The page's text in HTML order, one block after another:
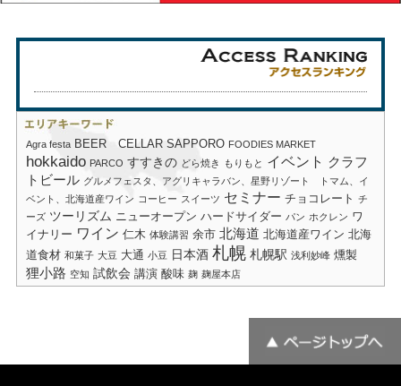
Agra festa BEER CELLAR SAPPORO FOODIES MARKET
hokkaido PARCO すすきの どら焼き もりもと イベント
クラフ
トビール グルメフェスタ、アグリキャラバン、星野リゾート トマム、イ
ベント、北海道産ワイン コーヒー スイーツ セミナー チョコレート チ
ーズ ツーリズム ニューオープン ハードサイダー パン ホクレン ワ
イナリー ワイン 仁木 体験講習 余市 北海道 北海道産ワイン 北海
道食材 和菓子 大豆 大通 小豆 日本酒 札幌 札幌駅 浅利妙峰 燻製
狸小路 空知 試飲会 講演 酸味 麹 麹屋本店